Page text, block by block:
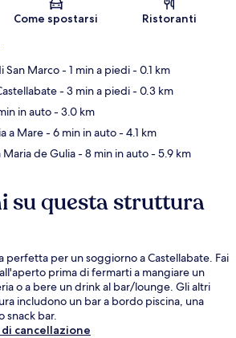
Mappa
Come spostarsi Ristoranti
San Marco- 1 min a piedi- 0.1 km
- 3 min a piedi- 0.3 km
in auto- 3.0 km
a Mare- 6 min in auto- 4.1 km
Maria de Gulia- 8 min in auto- 5.9 km
su questa struttura
perfetta per un soggiorno a Castellabate. Fai
prima di fermarti a mangiare un
o a bere un drink al bar/lounge. Gli altri
includono un bar a bordo piscina, una
snack bar.
cancellazione